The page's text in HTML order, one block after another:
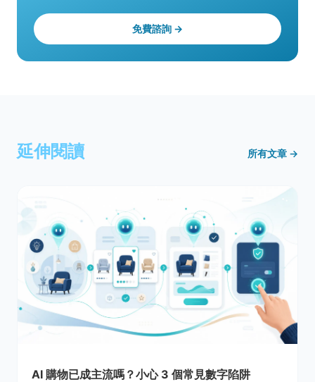
免費諮詢 →
延伸閱讀 所有文章 →
AI 購物已成主流嗎？小心 3 個常見數字陷阱